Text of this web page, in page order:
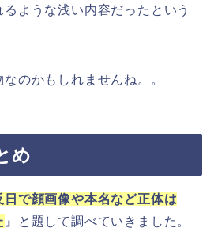
ような浅い内容だったという
のかもしれませんね。。
め
日で顔画像や本名など正体は
』と題して調べていきました。